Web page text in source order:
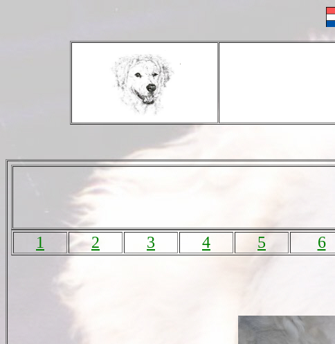
1 2 3 4 5 6